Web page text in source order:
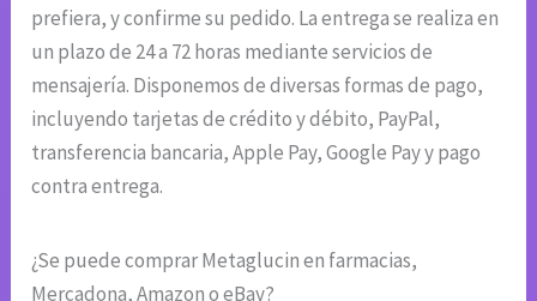
prefiera, y confirme su pedido. La entrega se realiza en
un plazo de 24 a 72 horas mediante servicios de
mensajería. Disponemos de diversas formas de pago,
incluyendo tarjetas de crédito y débito, PayPal,
transferencia bancaria, Apple Pay, Google Pay y pago
contra entrega.
¿Se puede comprar Metaglucin en farmacias,
Mercadona, Amazon o eBay?